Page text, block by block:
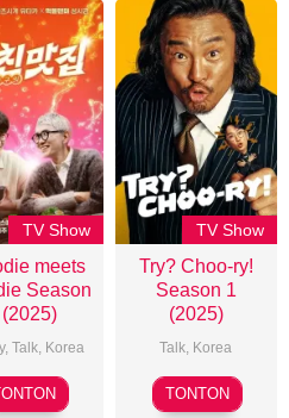
TV Show
meets
Season
(2025)
, Talk, Korea
2025-
02-
TV Show
Try? Choo-ry!
Season 1
(2025)
Talk, Korea
2025-
02-
TONTON